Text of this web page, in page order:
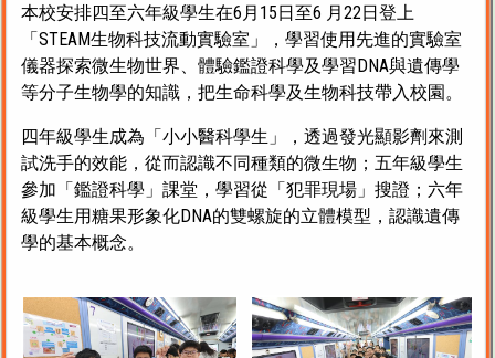
本校安排四至六年級學生在6月15日至6 月22日登上
「STEAM生物科技流動實驗室」，學習使用先進的實驗室
儀器探索微生物世界、體驗鑑證科學及學習DNA與遺傳學
等分子生物學的知識，把生命科學及生物科技帶入校園。
四年級學生成為「小小醫科學生」，透過發光顯影劑來測
試洗手的效能，從而認識不同種類的微生物；五年級學生
參加「鑑證科學」課堂，學習從「犯罪現場」搜證；六年
級學生用糖果形象化DNA的雙螺旋的立體模型，認識遺傳
學的基本概念。